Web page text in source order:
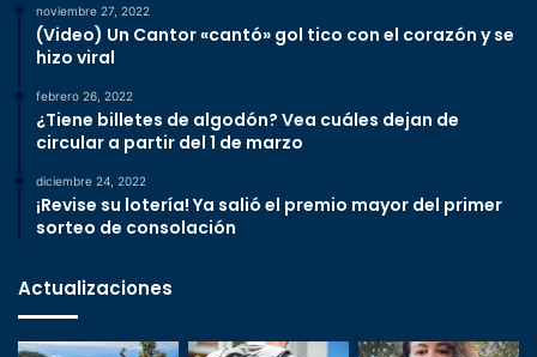
noviembre 27, 2022
(Video) Un Cantor «cantó» gol tico con el corazón y se
hizo viral
febrero 26, 2022
¿Tiene billetes de algodón? Vea cuáles dejan de
circular a partir del 1 de marzo
diciembre 24, 2022
¡Revise su lotería! Ya salió el premio mayor del primer
sorteo de consolación
Actualizaciones